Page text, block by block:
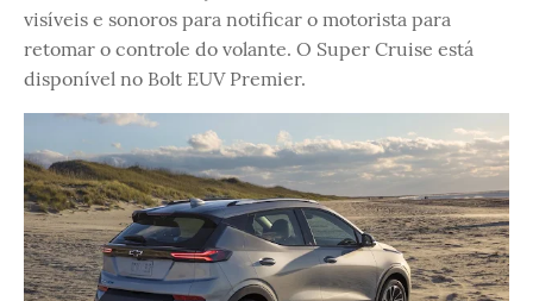
visíveis e sonoros para notificar o motorista para
retomar o controle do volante. O Super Cruise está
disponível no Bolt EUV Premier.